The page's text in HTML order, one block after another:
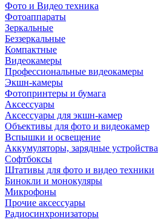
Фото и Видео техника
Фотоаппараты
Зеркальные
Беззеркальные
Компактные
Видеокамеры
Профессиональные видеокамеры
Экшн-камеры
Фотопринтеры и бумага
Аксессуары
Аксессуары для экшн-камер
Объективы для фото и видеокамер
Вспышки и освещение
Аккумуляторы, зарядные устройства
Софтбоксы
Штативы для фото и видео техники
Бинокли и монокуляры
Микрофоны
Прочие аксессуары
Радиосинхронизаторы